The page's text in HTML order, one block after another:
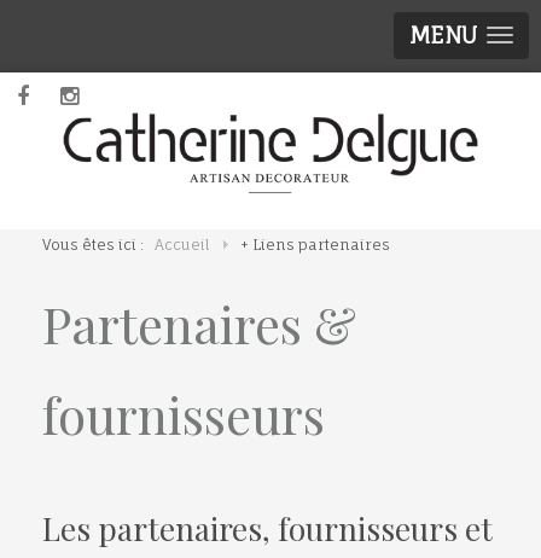
MENU
Vous êtes ici : Accueil + Liens partenaires
Partenaires &
fournisseurs
Les partenaires, fournisseurs et